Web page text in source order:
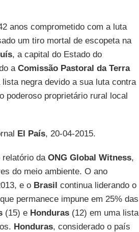
anos comprometido com a luta
um tiro mortal de escopeta na
, a capital do Estado do
a Comissão Pastoral da Terra
negra devido a sua luta contra
poderoso proprietário rural local
El País, 20-04-2015.
relatório da ONG Global Witness,
do meio ambiente. O ano
e o Brasil continua liderando o
permanece impune em 25% das
(15) e Honduras(12) em uma lista
Honduras, considerado o país